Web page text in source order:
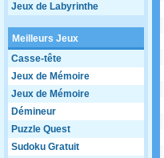
Jeux de Labyrinthe
Meilleurs Jeux
Casse-tête
Jeux de Mémoire
Jeux de Mémoire
Démineur
Puzzle Quest
Sudoku Gratuit